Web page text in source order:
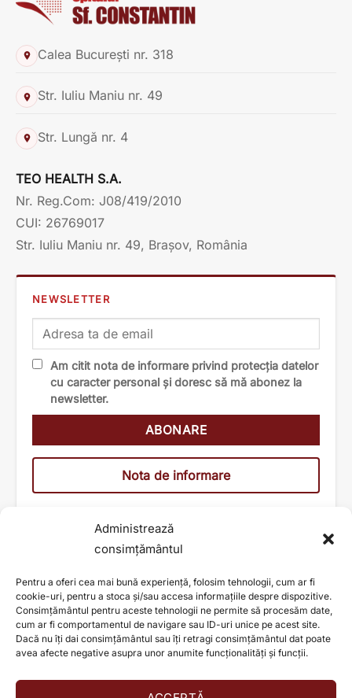
Administrează
consimțământul
Pentru a oferi cea mai bună experiență, folosim tehnologii, cum ar fi
cookie-uri, pentru a stoca și/sau accesa informațiile despre dispozitive.
Consimțământul pentru aceste tehnologii ne permite să procesăm date,
cum ar fi comportamentul de navigare sau ID-uri unice pe acest site.
Dacă nu îți dai consimțământul sau îți retragi consimțământul dat poate
avea afecte negative asupra unor anumite funcționalități și funcții.
Calea București nr. 318
Str. Iuliu Maniu nr. 49
Str. Lungă nr. 4
TEO HEALTH S.A.
Nr. Reg.Com: J08/419/2010
CUI: 26769017
Str. Iuliu Maniu nr. 49, Brașov, România
NEWSLETTER
Am citit nota de informare privind protecția datelor
cu caracter personal și doresc să mă abonez la
newsletter.
Nota de informare